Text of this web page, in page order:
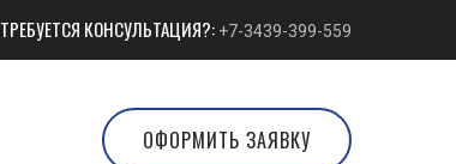
ТРЕБУЕТСЯ КОНСУЛЬТАЦИЯ?: +7-3439-399-559
ОФОРМИТЬ ЗАЯВКУ